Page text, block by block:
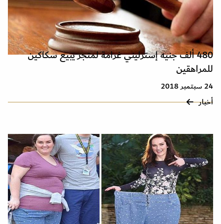
480 ألف جنيه إسترليني غرامة لمتجر يبيع سكاكين
للمراهقين
24 سبتمبر 2018
أخبار